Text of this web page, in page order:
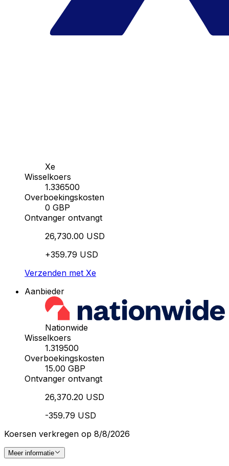
Xe
Wisselkoers
1.336500
Overboekingskosten
0 GBP
Ontvanger ontvangt
26,730.00 USD
+359.79 USD
Verzenden met Xe
Aanbieder
Nationwide
Wisselkoers
1.319500
Overboekingskosten
15.00 GBP
Ontvanger ontvangt
26,370.20 USD
-359.79 USD
Koersen verkregen op 8/8/2026
Meer informatie